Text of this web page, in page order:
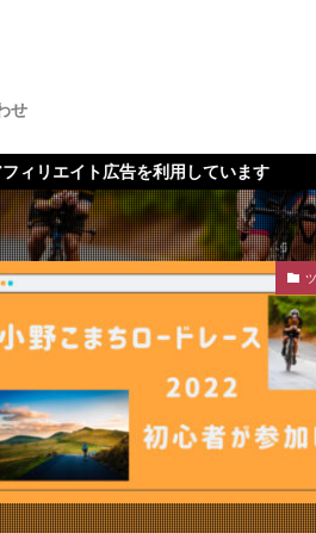
せ
告を利用しています